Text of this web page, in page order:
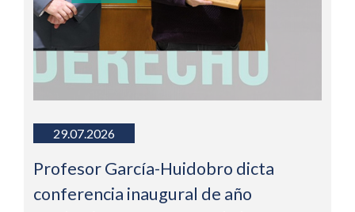
29.07.2026
Profesor García-Huidobro dicta
conferencia inaugural de año